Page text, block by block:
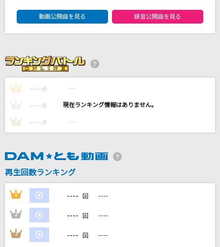
火種
キタニタツヤ
ライラック
Mrs. GREEN APPLE
DAMの新曲・ランキングなど
カラオケ最新情報をチェック！
カラオケをもっと楽しもう！
動画公開曲を見る 録音公開曲を見る
1 ---- 点 ----
---- 点 ----
3 ---- 点 ----
再生回数ランキング
1 ---- 回 ----
2 ---- 回 ----
3 ---- 回 ----